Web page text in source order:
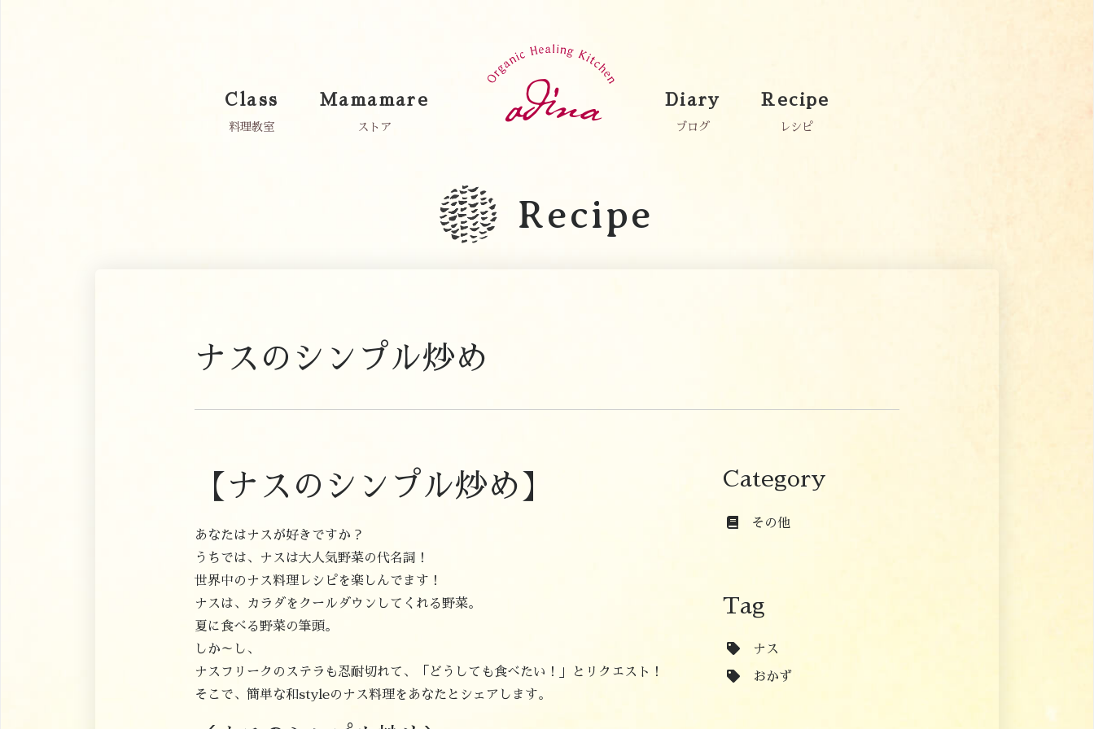
Class
料理教室
Mamamare
ストア
Diary
ブログ
Recipe
レシピ
Recipe
ナスのシンプル炒め
【ナスのシンプル炒め】
あなたはナスが好きですか？
うちでは、ナスは大人気野菜の代名詞！
世界中のナス料理レシピを楽しんでます！
ナスは、カラダをクールダウンしてくれる野菜。
夏に食べる野菜の筆頭。
しか～し、
ナスフリークのステラも忍耐切れて、「どうしても食べたい！」とリクエスト！
そこで、簡単な和styleのナス料理をあなたとシェアします。
Category
その他
Tag
ナス
おかず